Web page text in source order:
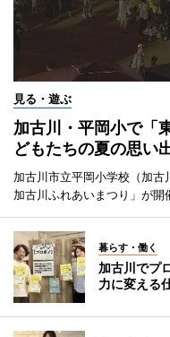
見る・遊ぶ
加古川・平岡小で
どもたちの夏の思い
加古川市立平岡小学校（加
加古川ふれあいまつり」が開
暮らす・働く
加古川でプ
力に変える